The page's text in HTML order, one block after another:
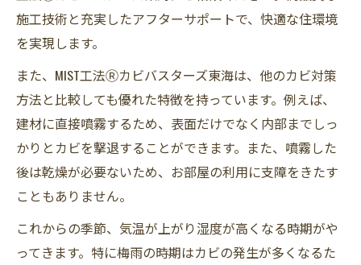
施工技術と充実したアフターサポートで、快適な住環境
を実現します。
また、MIST工法Ⓡカビバスターズ東海は、他のカビ対策
方法と比較しても優れた特徴を持っています。例えば、
建材に直接噴霧するため、表面だけでなく内部までしっ
かりとカビを撃退することができます。また、噴霧した
後は乾燥が必要ないため、お部屋の利用に支障をきたす
こともありません。
これからの季節、気温が上がり湿度が高くなる時期がや
ってきます。特に梅雨の時期はカビの発生が多くなるた